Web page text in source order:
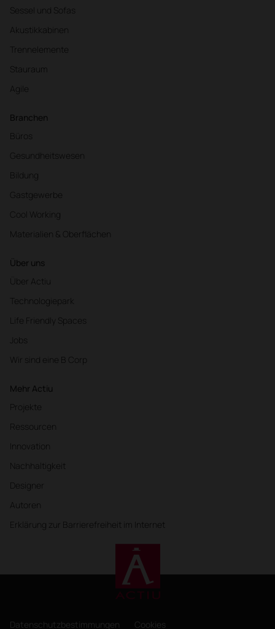
Sessel und Sofas
Akustikkabinen
Trennelemente
Stauraum
Agile
Branchen
Büros
Gesundheitswesen
Bildung
Gastgewerbe
Cool Working
Materialien & Oberflächen
Über uns
Über Actiu
Technologiepark
Life Friendly Spaces
Jobs
Wir sind eine B Corp
Mehr Actiu
Projekte
Ressourcen
Innovation
Nachhaltigkeit
Designer
Autoren
Erklärung zur Barrierefreiheit im Internet
Datenschutzbestimmungen Cookies